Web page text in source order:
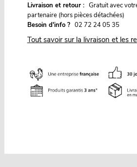
Livraison et retour : Gratuit avec
partenaire (hors pièces détachées)
Besoin d'info ? 02 72 24 05 35
Tout savoir sur la livraison et les